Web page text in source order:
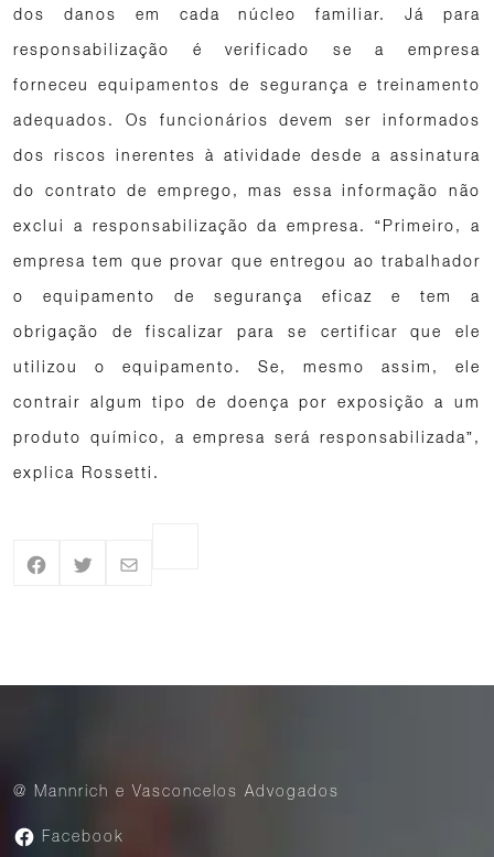
dos danos em cada núcleo familiar. Já para
responsabilização é verificado se a empresa
forneceu equipamentos de segurança e treinamento
adequados. Os funcionários devem ser informados
dos riscos inerentes à atividade desde a assinatura
do contrato de emprego, mas essa informação não
exclui a responsabilização da empresa. “Primeiro, a
empresa tem que provar que entregou ao trabalhador
o equipamento de segurança eficaz e tem a
obrigação de fiscalizar para se certificar que ele
utilizou o equipamento. Se, mesmo assim, ele
contrair algum tipo de doença por exposição a um
produto químico, a empresa será responsabilizada”,
explica Rossetti.
@ Mannrich e Vasconcelos Advogados
Facebook